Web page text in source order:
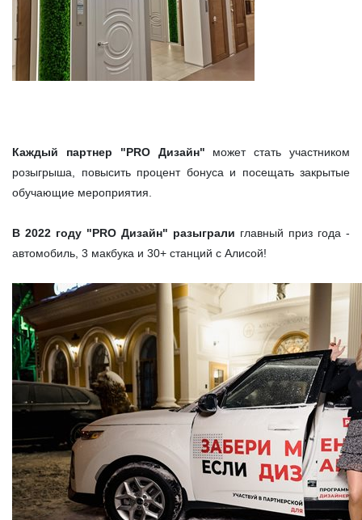
Каждый партнер "PRO Дизайн" может стать участником
розыгрыша, повысить процент бонуса и посещать закрытые
обучающие мероприятия.
В 2022 году "PRO Дизайн" разыграли главный приз года -
автомобиль, 3 макбука и 30+ станций с Алисой!